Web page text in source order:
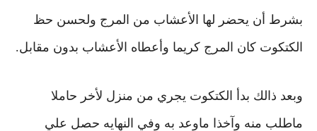
بشرط أن يحضر لها الأعشاب من المرج ولحسن حظ
الكتكوت كان المرج كريما وأعطاه الأعشاب بدون مقابل.
وبعد ذالك بدأ الكتكوت يجري من منزل لأخر حاملا
ماطلب منه وآخذا ماوعد به وفي النهايه حصل علي